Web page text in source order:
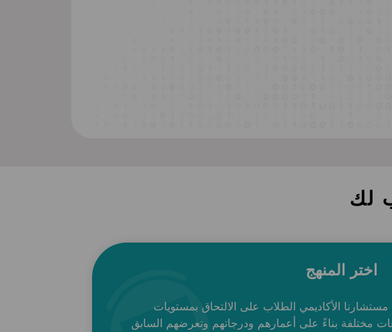
لك
اختر المنهج
الأكاديمي الطلاب على الالتحاق بمستويات
مختلفة بناءً على أعمارهم ودرجاتهم وتعرضهم السابق